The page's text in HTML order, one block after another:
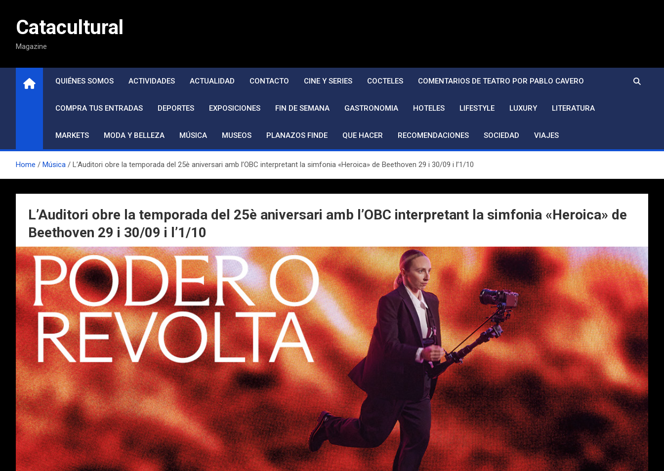
contenidoCatacultural
Magazine
QUIÉNES SOMOS ACTIVIDADES ACTUALIDAD CONTACTO CINE Y SERIES COCTELES COMENTARIOS DE TEATRO POR PABLO CAVERO
COMPRA TUS ENTRADAS DEPORTES EXPOSICIONES FIN DE SEMANA GASTRONOMIA HOTELES LIFESTYLE LUXURY LITERATURA
MARKETS MODA Y BELLEZA MÚSICA MUSEOS PLANAZOS FINDE QUE HACER RECOMENDACIONES SOCIEDAD VIAJES
Home Música L’Auditori obre la temporada del 25è aniversari amb l’OBC interpretant la simfonia «Heroica» de Beethoven 29 i 30/09 i l’1/10
L’Auditori obre la temporada del 25è aniversari amb l’OBC interpretant la simfonia «Heroica» de
Beethoven 29 i 30/09 i l’1/10